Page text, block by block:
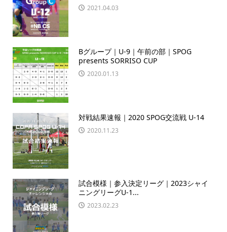
2021.04.03
Bグループ｜U-9｜午前の部｜SPOG
presents SORRISO CUP
2020.01.13
対戦結果速報｜2020 SPOG交流戦 U-14
2020.11.23
試合模様｜参入決定リーグ｜2023シャイ
ニングリーグU-1...
2023.02.23